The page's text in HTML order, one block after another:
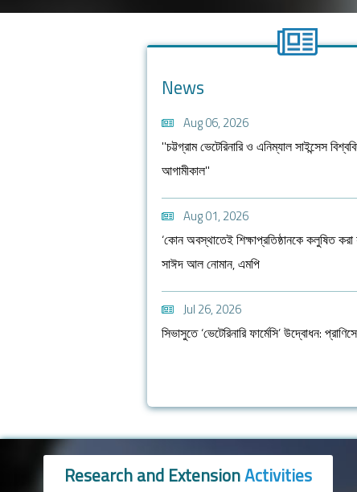
News
Aug 06, 2026
"চট্টগ্রাম ভেটেরিনারি ও এনিম্যাল সাইন্সেস
আগামীকাল"
Aug 01, 2026
‘কোন অবস্থাতেই শিক্ষাপ্রতিষ্ঠানকে কলুষিত করা
সাঈদ আল নোমান, এমপি
Jul 26, 2026
সিভাসুতে ‘ভেটেরিনারি ফার্মেসি’ উদ্বোধন:
Research and ExtensionActivities